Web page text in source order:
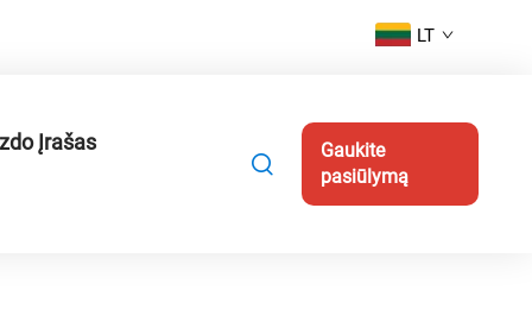
LT
Įrašas
Gaukite
pasiūlymą